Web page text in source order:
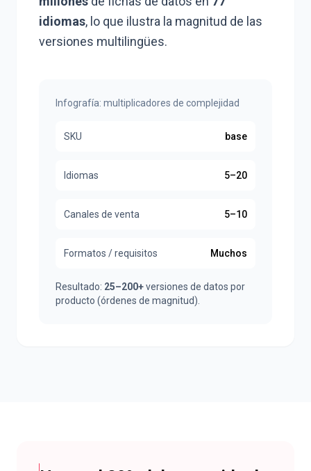
idiomas, lo que ilustra la magnitud de las
versiones multilingües.
Infografía: multiplicadores de complejidad
SKU base
Idiomas 5–20
Canales de venta 5–10
Formatos / requisitos Muchos
Resultado: 25–200+versiones de datos por
producto (órdenes de magnitud).